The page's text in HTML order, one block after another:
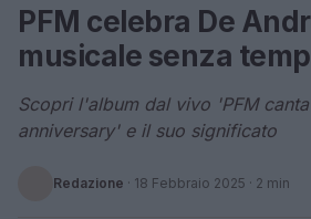
PFM celebra De
musicale senza
Scopri l'album dal vivo 'PFM
anniversary' e il suo significato
Redazione · 18 Febbraio 2025 · 2 min